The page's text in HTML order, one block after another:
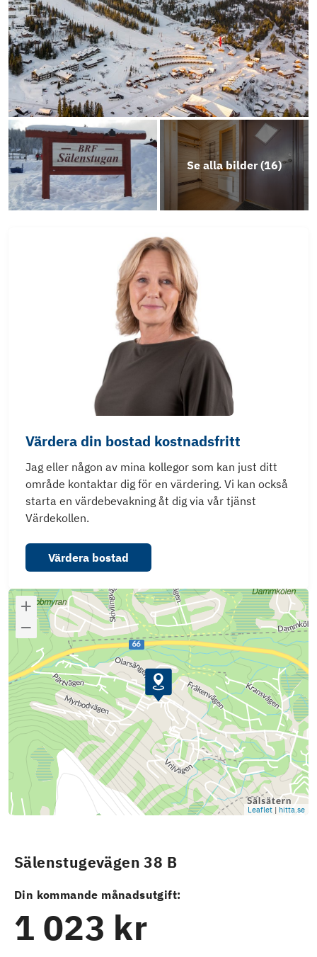
Se alla bilder (16)
Värdera din bostad kostnadsfritt
Jag eller någon av mina kollegor som kan just ditt
område kontaktar dig för en värdering. Vi kan också
starta en värdebevakning åt dig via vår tjänst
Värdekollen.
Värdera bostad
Leaflet | hitta.se
Sälenstugevägen 38 B
Din kommande månadsutgift:
1 023 kr